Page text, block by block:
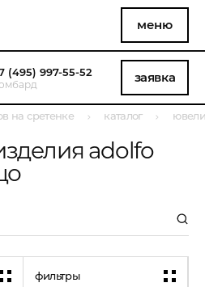
меню
(495) 997-55-52 заявка
на сретенке каталог
adolfo
фильтры